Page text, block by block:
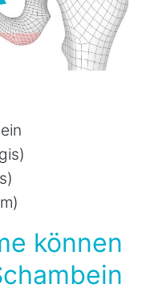
können